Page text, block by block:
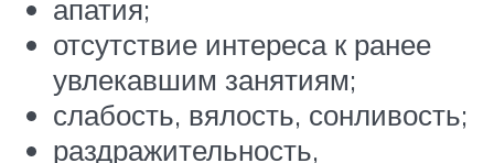
апатия;
отсутствие интереса к ранее
увлекавшим занятиям;
слабость, вялость, сонливость;
раздражительность,